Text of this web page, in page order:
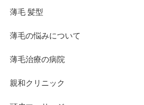
薄毛 髪型
薄毛の悩みについて
薄毛治療の病院
親和クリニック